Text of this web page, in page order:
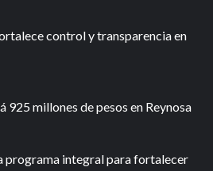
control y transparencia en
925 millones de pesos en Reynosa
programa integral para fortalecer